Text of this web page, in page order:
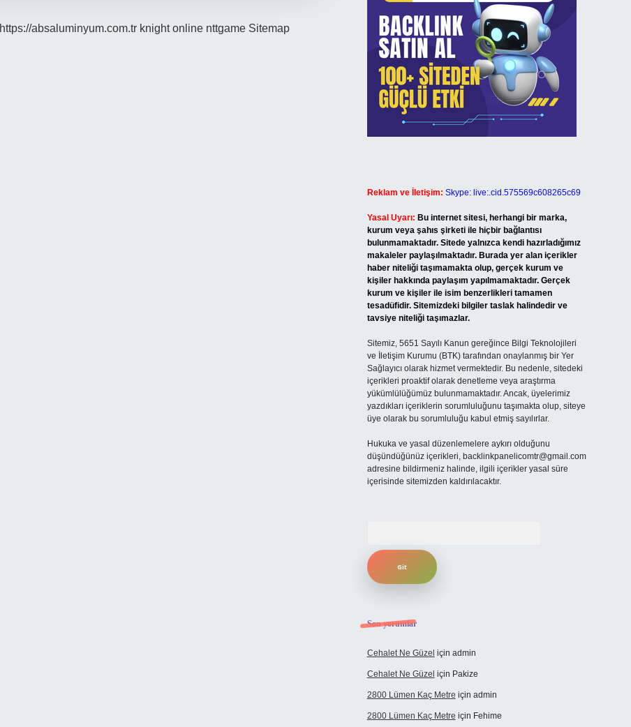
https://absaluminyum.com.tr knight online nttgame Sitemap
Reklam ve İletişim: Skype: live:.cid.575569c608265c69
Yasal Uyarı: Bu internet sitesi, herhangi bir marka,
kurum veya şahıs şirketi ile hiçbir bağlantısı
bulunmamaktadır. Sitede yalnızca kendi hazırladığımız
makaleler paylaşılmaktadır. Burada yer alan içerikler
haber niteliği taşımamakta olup, gerçek kurum ve
kişiler hakkında paylaşım yapılmamaktadır. Gerçek
kurum ve kişiler ile isim benzerlikleri tamamen
tesadüfidir. Sitemizdeki bilgiler taslak halindedir ve
tavsiye niteliği taşımazlar.
Sitemiz, 5651 Sayılı Kanun gereğince Bilgi Teknolojileri
ve İletişim Kurumu (BTK) tarafından onaylanmış bir Yer
Sağlayıcı olarak hizmet vermektedir. Bu nedenle, sitedeki
içerikleri proaktif olarak denetleme veya araştırma
yükümlülüğümüz bulunmamaktadır. Ancak, üyelerimiz
yazdıkları içeriklerin sorumluluğunu taşımakta olup, siteye
üye olarak bu sorumluluğu kabul etmiş sayılırlar.
Hukuka ve yasal düzenlemelere aykırı olduğunu
düşündüğünüz içerikleri, backlinkpanelicomtr@gmail.com
adresine bildirmeniz halinde, ilgili içerikler yasal süre
içerisinde sitemizden kaldırılacaktır.
Son yorumlar
Cehalet Ne Güzel için admin
Cehalet Ne Güzel için Pakize
2800 Lümen Kaç Metre için admin
2800 Lümen Kaç Metre için Fehime